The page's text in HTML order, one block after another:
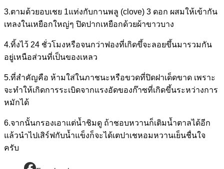
3.ตามด้วยอบเชย 1แท่งกับกานพลู (clove) 3 ดอก ผสมให้เข้ากัน
เทลงในเหยือกใหญ่ๆ ปิดปากเหยือกด้วยผ้าขาวบาง
4.ทิ้งไว้ 24 ชั่วโมงหรือจนกว่าฟองที่เกิดขึ้จะลอยขึ้นมารวมกัน
อยู่เหนือส่วนที่เป็นของเหลว
5.ที่สำคัญคือ ห้ามใส่ในภาชนะหรือขวดที่ปิดฝาเด็ดขาด เพราะ
จะทำให้เกิดการระเบิดจากแรงอัดของก๊าซที่เกิดขึ้นระหว่างการ
หมักได้
6.จากนั้นกรองเอาแต่น้ำชิมดู ถ้าชอบหวานก็เติมน้ำตาลได้อีก
แล้วนำไปเสิร์ฟกับน้ำแข็งก็จะได้เตปาเชหอมหวานเย็นชื่นใจ
ครับ